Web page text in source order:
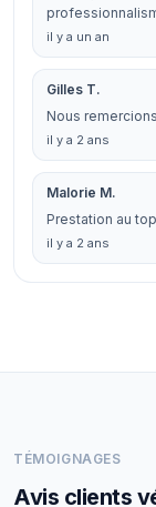
il y a un an
Gilles T.
Nous
il y a 2 ans
Malorie M.
Prestation au
il y a 2 ans
TÉMOIGNAGES
Avis clients